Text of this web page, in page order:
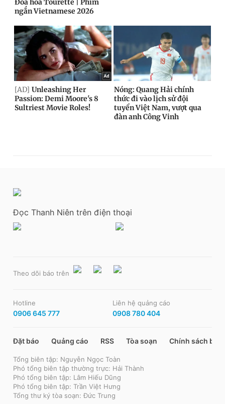
Đọc Thanh Niên trên điện thoại
Theo dõi báo trên
Hotline
0906 645 777
Liên hệ quảng cáo
0908 780 404
Đặt báo Quảng cáo RSS Tòa soạn Chính sách bảo
Tổng biên tập: Nguyễn Ngọc Toàn
Phó tổng biên tập thường trực: Hải Thành
Phó tổng biên tập: Lâm Hiếu Dũng
Phó tổng biên tập: Trần Việt Hưng
Tổng thư ký tòa soạn: Đức Trung